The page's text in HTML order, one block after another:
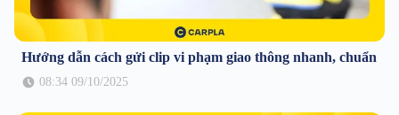
Hướng dẫn cách gửi clip vi phạm giao thông nhanh, chuẩn
08:34 09/10/2025